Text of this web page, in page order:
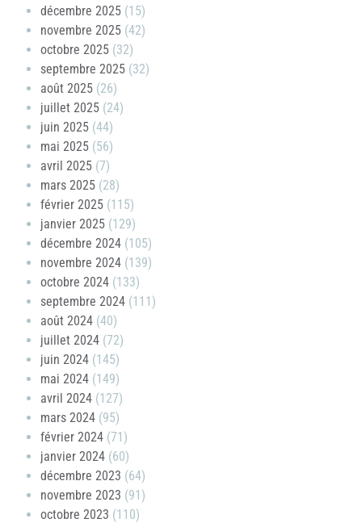
décembre 2025 (15)
novembre 2025 (42)
octobre 2025 (32)
septembre 2025 (32)
août 2025 (26)
juillet 2025 (24)
juin 2025 (44)
mai 2025 (56)
avril 2025 (7)
mars 2025 (28)
février 2025 (115)
janvier 2025 (129)
décembre 2024 (105)
novembre 2024 (139)
octobre 2024 (133)
septembre 2024 (111)
août 2024 (40)
juillet 2024 (72)
juin 2024 (145)
mai 2024 (149)
avril 2024 (127)
mars 2024 (95)
février 2024 (71)
janvier 2024 (60)
décembre 2023 (64)
novembre 2023 (91)
octobre 2023 (110)